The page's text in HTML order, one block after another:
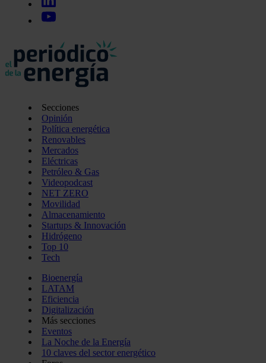
Secciones
Opinión
Política energética
Renovables
Mercados
Eléctricas
Petróleo & Gas
Videopodcast
NET ZERO
Movilidad
Almacenamiento
Startups & Innovación
Hidrógeno
Top 10
Tech
Bioenergía
LATAM
Eficiencia
Digitalización
Más secciones
Eventos
La Noche de la Energía
10 claves del sector energético